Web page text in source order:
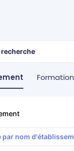
recherche
Formation